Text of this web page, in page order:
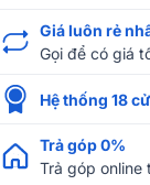
Giá luôn rẻ
Gọi để có giá
Hệ thống 18
Trả góp 0%
Trả góp online